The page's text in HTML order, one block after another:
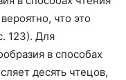
что это
123). Для
в способах
десять чтецов,